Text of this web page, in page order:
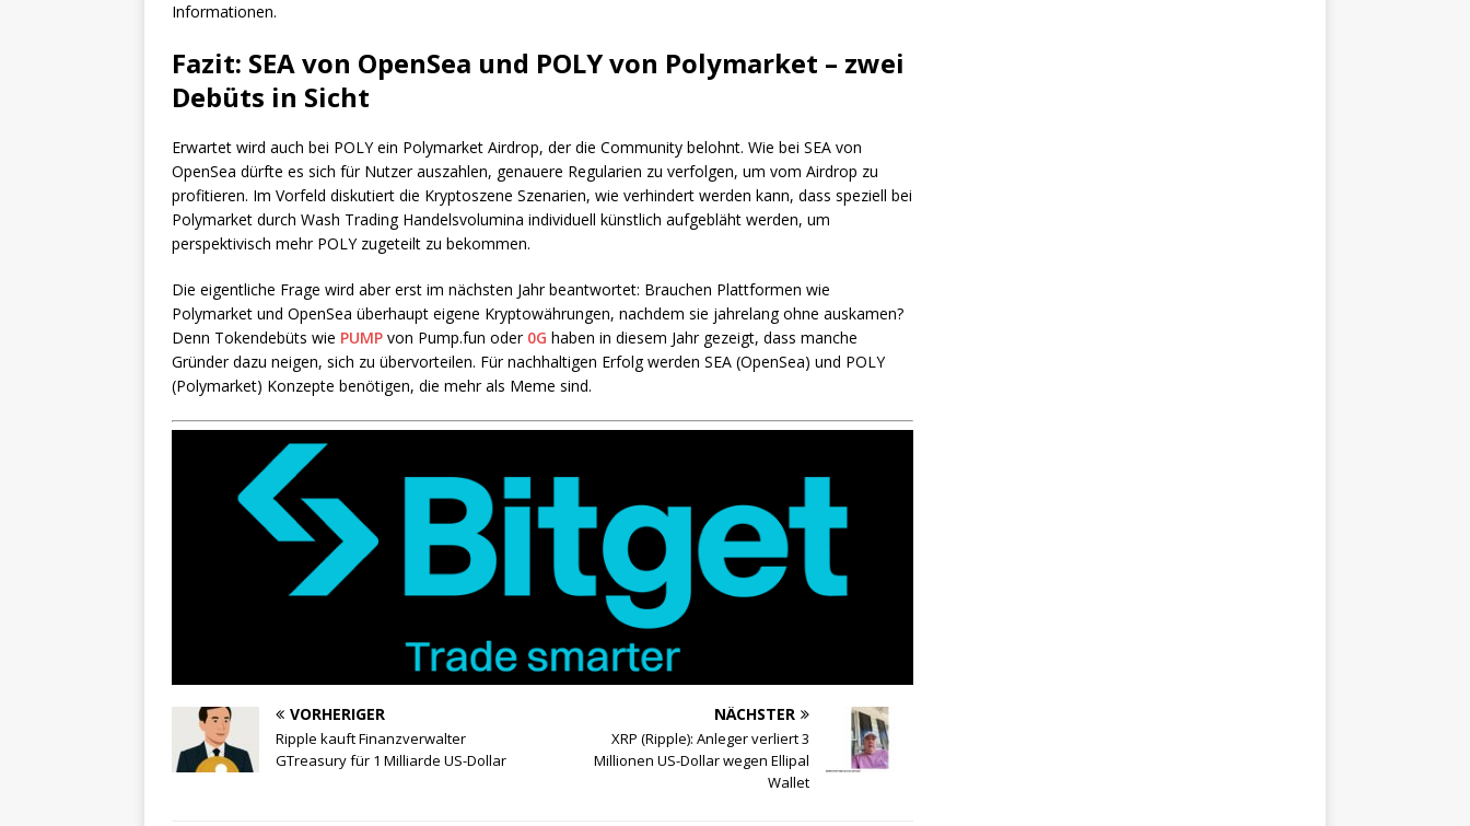
Informationen.
Fazit: SEA von OpenSea und POLY von Polymarket – zwei
Debüts in Sicht
Erwartet wird auch bei POLY ein Polymarket Airdrop, der die Community belohnt. Wie bei SEA von
OpenSea dürfte es sich für Nutzer auszahlen, genauere Regularien zu verfolgen, um vom Airdrop zu
profitieren. Im Vorfeld diskutiert die Kryptoszene Szenarien, wie verhindert werden kann, dass speziell bei
Polymarket durch Wash Trading Handelsvolumina individuell künstlich aufgebläht werden, um
perspektivisch mehr POLY zugeteilt zu bekommen.
Die eigentliche Frage wird aber erst im nächsten Jahr beantwortet: Brauchen Plattformen wie
Polymarket und OpenSea überhaupt eigene Kryptowährungen, nachdem sie jahrelang ohne auskamen?
Denn Tokendebüts wie PUMP von Pump.fun oder 0G haben in diesem Jahr gezeigt, dass manche
Gründer dazu neigen, sich zu übervorteilen. Für nachhaltigen Erfolg werden SEA (OpenSea) und POLY
(Polymarket) Konzepte benötigen, die mehr als Meme sind.
VORHERIGER
Ripple kauft Finanzverwalter
GTreasury für 1 Milliarde US-Dollar
NÄCHSTER
XRP (Ripple): Anleger verliert 3
Millionen US-Dollar wegen Ellipal
Wallet